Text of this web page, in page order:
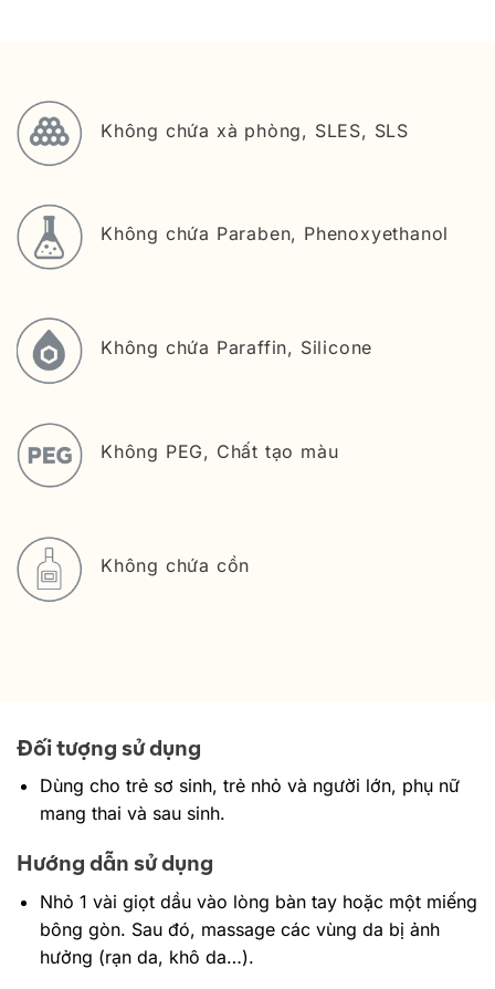
Không chứa xà phòng, SLES, SLS
Không chứa Paraben, Phenoxyethanol
Không chứa Paraffin, Silicone
Không PEG, Chất tạo màu
Không chứa cồn
Đối tượng sử dụng
Dùng cho trẻ sơ sinh, trẻ nhỏ và người lớn, phụ nữ
mang thai và sau sinh.
Hướng dẫn sử dụng
Nhỏ 1 vài giọt dầu vào lòng bàn tay hoặc một miếng
bông gòn. Sau đó, massage các vùng da bị ảnh
hưởng (rạn da, khô da…).